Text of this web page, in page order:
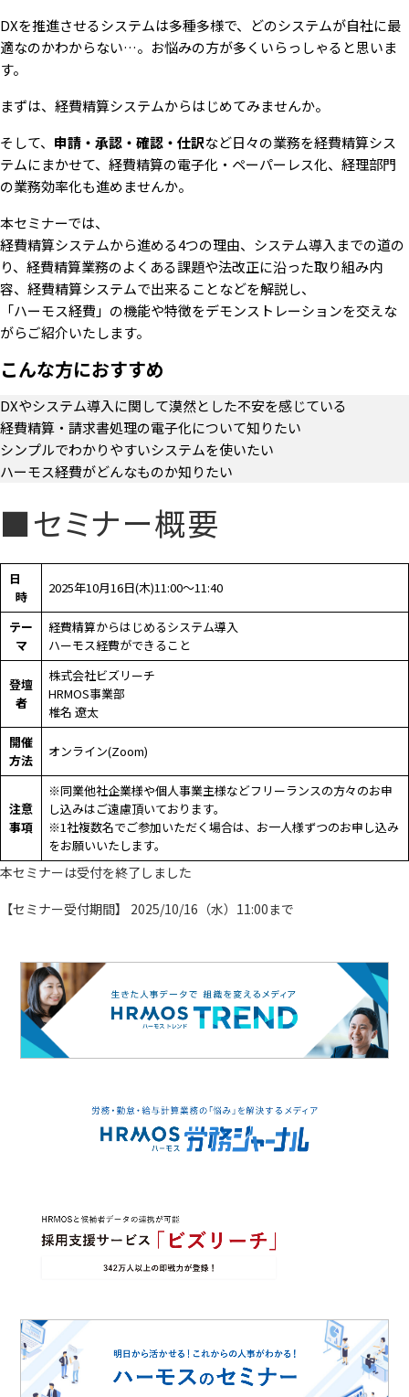
DXを推進させるシステムは多種多様で、どのシステムが自社に最
適なのかわからない…。お悩みの方が多くいらっしゃると思いま
す。
まずは、経費精算システムからはじめてみませんか。
そして、 申請・承認・確認・仕訳など日々の業務を経費精算シス
テムにまかせて、経費精算の電子化・ペーパーレス化、経理部門
の業務効率化も進めませんか。
本セミナーでは、
経費精算システムから進める4つの理由、システム導入までの道の
り、経費精算業務のよくある課題や法改正に沿った取り組み内
容、経費精算システムで出来ることなどを解説し、
「ハーモス経費」の機能や特徴をデモンストレーションを交えな
がらご紹介いたします。
こんな方におすすめ
DXやシステム導入に関して漠然とした不安を感じている
経費精算・請求書処理の電子化について知りたい
シンプルでわかりやすいシステムを使いたい
ハーモス経費がどんなものか知りたい
■セミナー概要
日
時
2025年10月16日(木)11:00～11:40
テー
マ
経費精算からはじめるシステム導入
ハーモス経費ができること
登壇
者
株式会社ビズリーチ
HRMOS事業部
椎名 遼太
開催
方法
オンライン(Zoom)
注意
事項
※同業他社企業様や個人事業主様などフリーランスの方々のお申
し込みはご遠慮頂いております。
※1社複数名でご参加いただく場合は、お一人様ずつのお申し込み
をお願いいたします。
本セミナーは受付を終了しました
【セミナー受付期間】 2025/10/16（水）11:00まで